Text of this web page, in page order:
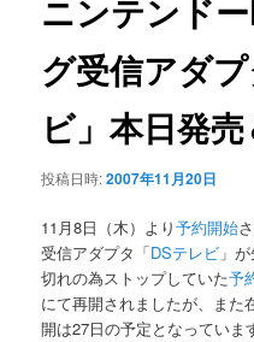
ー
ョ
ン
ニンテンド
グ受信アダ
ビ」本日発
投稿日時:2007年11月20日
11月8日（木）より予約開始
受信アダプタ「DSテレビ 」
切れの為ストップしていた予
にて再開されましたが、また
開は27日の予定となっていま